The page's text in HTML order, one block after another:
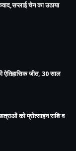
चेन का उठाया
ऐतिहासिक जीत, 30 साल
को प्रोत्साहन राशि व